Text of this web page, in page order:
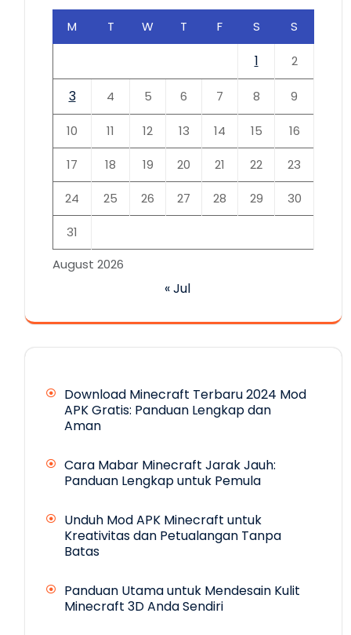
August 2026
M T W T F S S
1 2
3 4 5 6 7 8 9
10 11 12 13 14 15 16
17 18 19 20 21 22 23
24 25 26 27 28 29 30
31
« Jul
Download Minecraft Terbaru 2024 Mod
APK Gratis: Panduan Lengkap dan
Aman
Cara Mabar Minecraft Jarak Jauh:
Panduan Lengkap untuk Pemula
Unduh Mod APK Minecraft untuk
Kreativitas dan Petualangan Tanpa
Batas
Panduan Utama untuk Mendesain Kulit
Minecraft 3D Anda Sendiri